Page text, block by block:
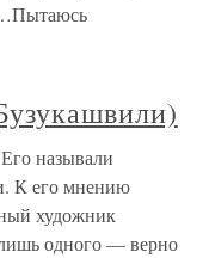
называли
К его мнению
художник
одного — верно